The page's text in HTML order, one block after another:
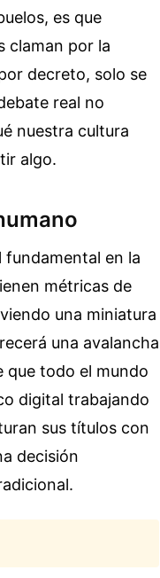
es que
claman por la
decreto, solo se
real no
nuestra cultura
algo.
fundamental en la
métricas de
una miniatura
una avalancha
que todo el mundo
digital trabajando
sus títulos con
decisión